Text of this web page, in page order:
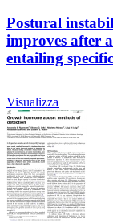
Postural
improves after
entailing
Visualizza